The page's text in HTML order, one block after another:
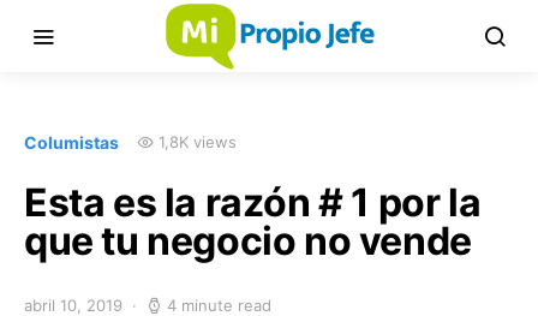
Columistas 1,8K views
Esta es la razón # 1 por la
que tu negocio no vende
abril 10, 2019 4 minute read